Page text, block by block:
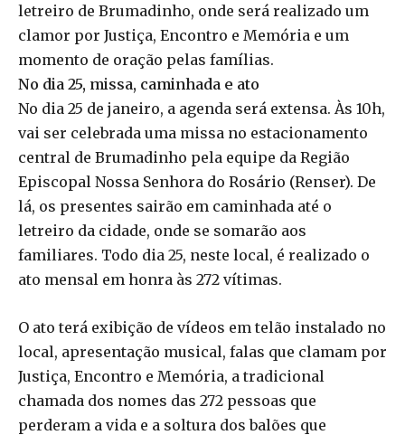
letreiro de Brumadinho, onde será realizado um
clamor por Justiça, Encontro e Memória e um
momento de oração pelas famílias.
No dia 25, missa, caminhada e ato
No dia 25 de janeiro, a agenda será extensa. Às 10h,
vai ser celebrada uma missa no estacionamento
central de Brumadinho pela equipe da Região
Episcopal Nossa Senhora do Rosário (Renser). De
lá, os presentes sairão em caminhada até o
letreiro da cidade, onde se somarão aos
familiares. Todo dia 25, neste local, é realizado o
ato mensal em honra às 272 vítimas.
O ato terá exibição de vídeos em telão instalado no
local, apresentação musical, falas que clamam por
Justiça, Encontro e Memória, a tradicional
chamada dos nomes das 272 pessoas que
perderam a vida e a soltura dos balões que